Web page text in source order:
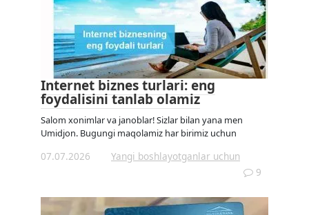
Internet biznes turlari: eng
foydalisini tanlab olamiz
Salom xonimlar va janoblar! Sizlar bilan yana men
Umidjon. Bugungi maqolamiz har birimiz uchun
07.07.2026
Yangi boshlayotganlar uchun
9